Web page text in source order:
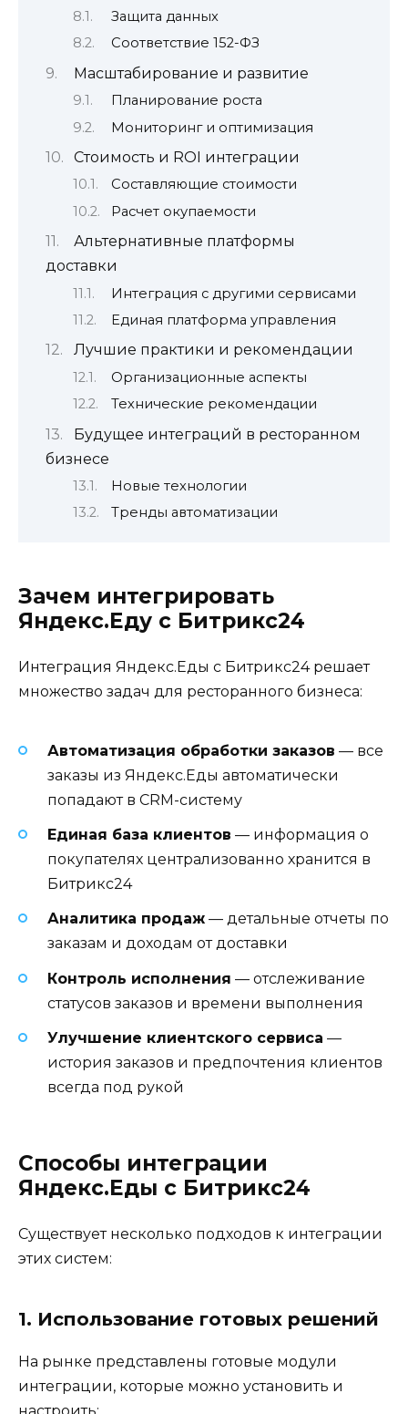
Защита данных
Соответствие 152-ФЗ
Масштабирование и развитие
Планирование роста
Мониторинг и оптимизация
Стоимость и ROI интеграции
Составляющие стоимости
Расчет окупаемости
Альтернативные платформы
доставки
Интеграция с другими сервисами
Единая платформа управления
Лучшие практики и рекомендации
Организационные аспекты
Технические рекомендации
Будущее интеграций в ресторанном
бизнесе
Новые технологии
Тренды автоматизации
Зачем интегрировать
Яндекс.Еду с Битрикс24
Интеграция Яндекс.Еды с Битрикс24 решает
множество задач для ресторанного бизнеса:
Автоматизация обработки заказов — все
заказы из Яндекс.Еды автоматически
попадают в CRM-систему
Единая база клиентов — информация о
покупателях централизованно хранится в
Битрикс24
Аналитика продаж — детальные отчеты по
заказам и доходам от доставки
Контроль исполнения — отслеживание
статусов заказов и времени выполнения
Улучшение клиентского сервиса —
история заказов и предпочтения клиентов
всегда под рукой
Способы интеграции
Яндекс.Еды с Битрикс24
Существует несколько подходов к интеграции
этих систем:
1. Использование готовых решений
На рынке представлены готовые модули
интеграции, которые можно установить и